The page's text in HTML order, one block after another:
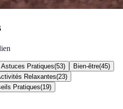
Astuces Pratiques(53) Bien-être(45)
Relaxantes(23)
Pratiques(19)